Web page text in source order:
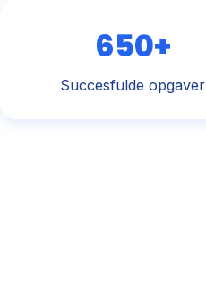
650+
Succesfulde opgaver